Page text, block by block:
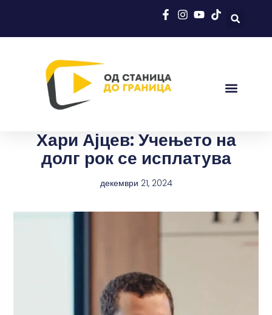
Хари Ајцев: Учењето на
долг рок се исплатува
декември 21, 2024